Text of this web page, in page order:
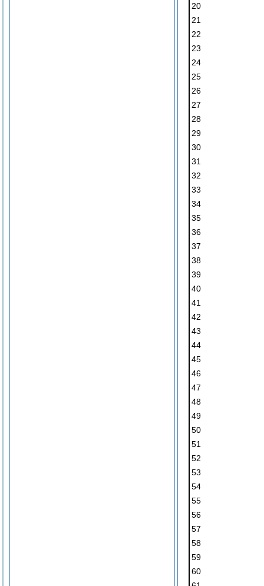
20
21
22
23
24
25
26
27
28
29
30
31
32
33
34
35
36
37
38
39
40
41
42
43
44
45
46
47
48
49
50
51
52
53
54
55
56
57
58
59
60